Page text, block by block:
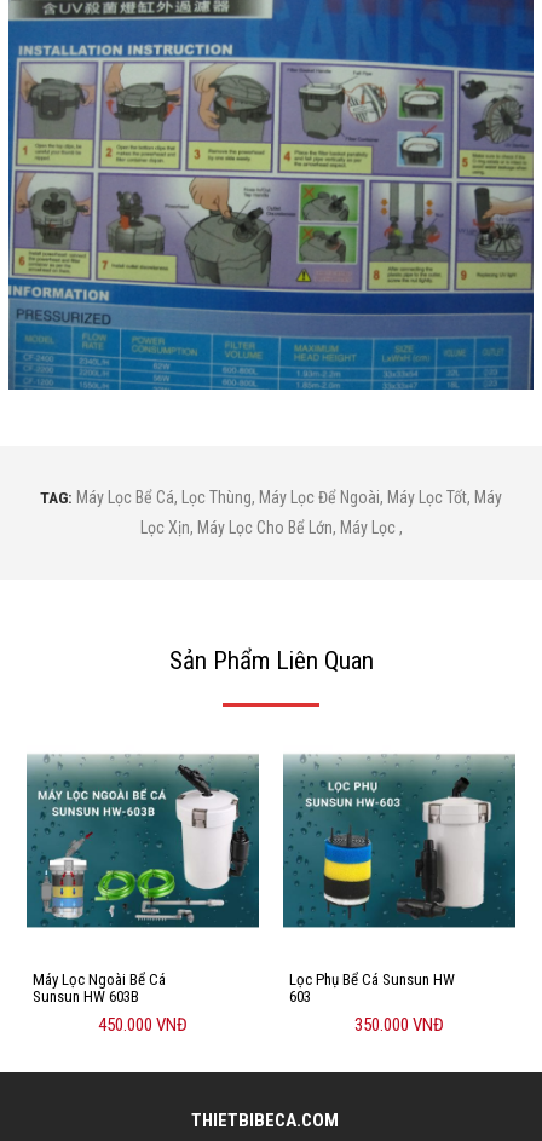
TAG: Máy Lọc Bể Cá, Lọc Thùng, Máy Lọc Để Ngoài, Máy Lọc Tốt, Máy
Lọc Xịn, Máy Lọc Cho Bể Lớn, Máy Lọc ,
Sản Phẩm Liên Quan
Máy Lọc Ngoài Bể Cá
Sunsun HW 603B
450.000 VNĐ
Lọc Phụ Bể Cá Sunsun HW
603
350.000 VNĐ
THIETBIBECA.COM